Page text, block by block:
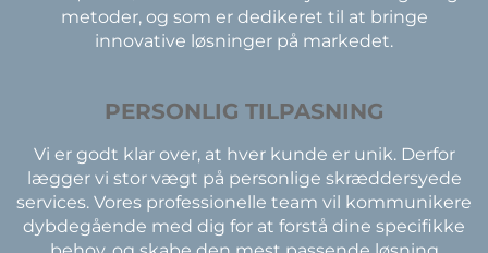
metoder, og som er dedikeret til at bringe
innovative løsninger på markedet.
PERSONLIG TILPASNING
Vi er godt klar over, at hver kunde er unik. Derfor
lægger vi stor vægt på personlige skræddersyede
services. Vores professionelle team vil kommunikere
dybdegående med dig for at forstå dine specifikke